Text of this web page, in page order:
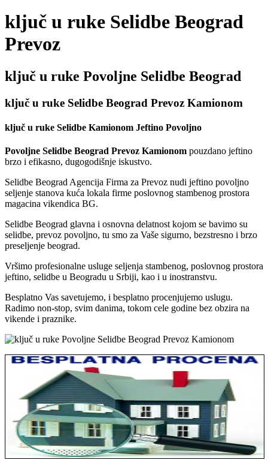
ključ u ruke Selidbe Beograd
Prevoz
ključ u ruke Povoljne Selidbe Beograd
ključ u ruke Selidbe Beograd Prevoz Kamionom
ključ u ruke Selidbe Kamionom Jeftino Povoljno
Povoljne Selidbe Beograd Prevoz Kamionom pouzdano jeftino
brzo i efikasno, dugogodišnje iskustvo.
Selidbe Beograd Agencija Firma za Prevoz nudi jeftino povoljno
seljenje stanova kuća lokala firme poslovnog stambenog prostora
magacina vikendica BG.
Selidbe Beograd glavna i osnovna delatnost kojom se bavimo su
selidbe, prevoz povoljno, tu smo za Vaše sigurno, bezstresno i brzo
preseljenje beograd.
Vršimo profesionalne usluge seljenja stambenog, poslovnog prostora
jeftino, selidbe u Beogradu u Srbiji, kao i u inostranstvu.
Besplatno Vas savetujemo, i besplatno procenjujemo uslugu.
Radimo non-stop, svim danima, tokom cele godine bez obzira na
vikende i praznike.